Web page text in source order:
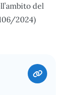
del
2024)